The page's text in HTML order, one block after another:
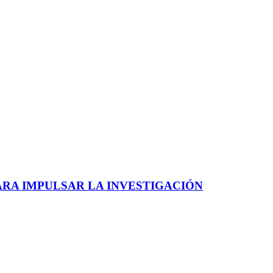
IMPULSAR LA INVESTIGACIÓN